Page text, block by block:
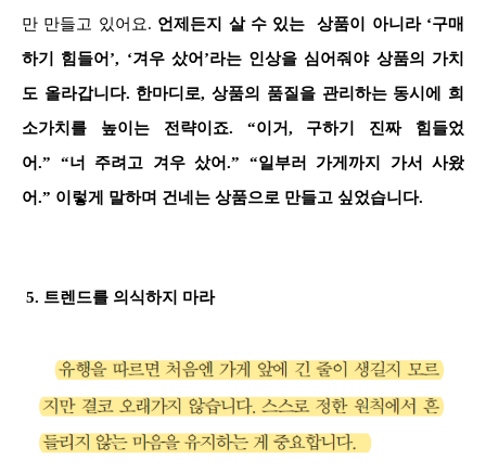
만 만들고 있어요. 언제든지 살 수 있는 상품이 아니라 ‘구매
하기 힘들어’, ‘겨우 샀어’라는 인상을 심어줘야 상품의 가치
도 올라갑니다. 한마디로, 상품의 품질을 관리하는 동시에 희
소가치를 높이는 전략이죠. “이거, 구하기 진짜 힘들었
어.” “너 주려고 겨우 샀어.” “일부러 가게까지 가서 사왔
어.” 이렇게 말하며 건네는 상품으로 만들고 싶었습니다.
5. 트렌드를 의식하지 마라